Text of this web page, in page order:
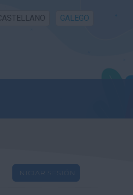
GALEGO
INICIAR SESIÓN